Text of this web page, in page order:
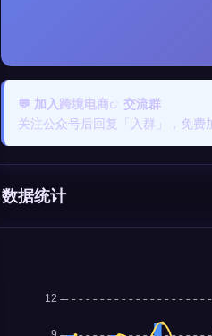
💬 加入跨境电商
交流群
关注公众号后回复「入群」，免费
数据统计